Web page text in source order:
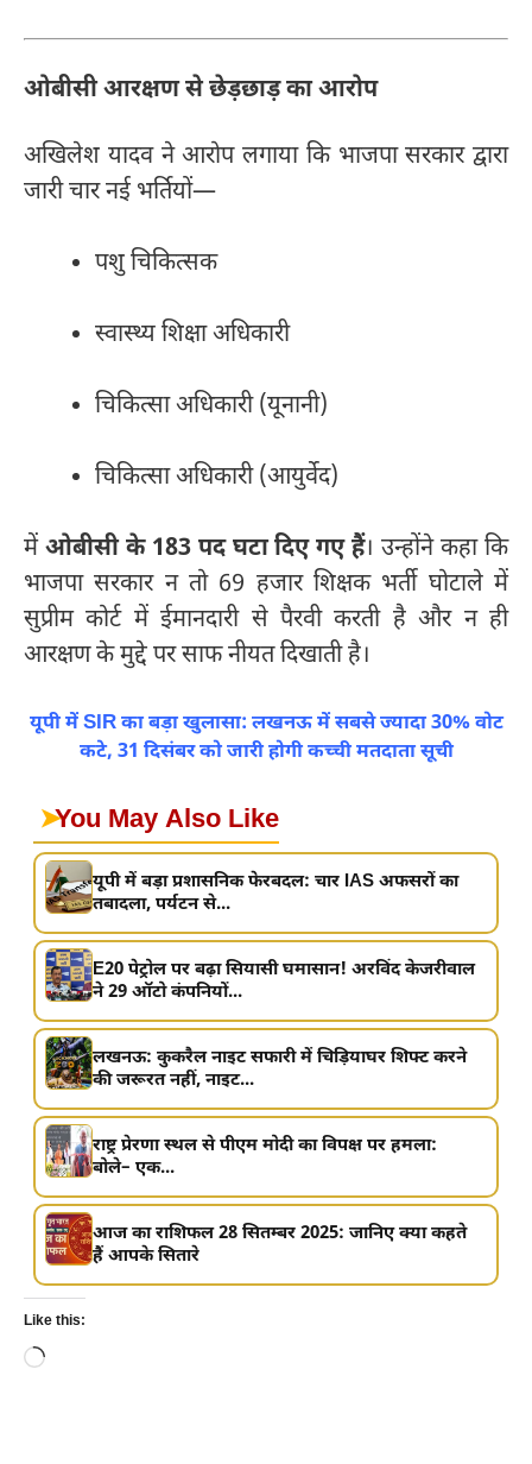
ओबीसी आरक्षण से छेड़छाड़ का आरोप
अखिलेश यादव ने आरोप लगाया कि भाजपा सरकार द्वारा
जारी चार नई भर्तियों—
पशु चिकित्सक
स्वास्थ्य शिक्षा अधिकारी
चिकित्सा अधिकारी (यूनानी)
चिकित्सा अधिकारी (आयुर्वेद)
मेंओबीसी के 183 पद घटा दिए गए हैं। उन्होंने कहा कि
भाजपा सरकार न तो 69 हजार शिक्षक भर्ती घोटाले में
सुप्रीम कोर्ट में ईमानदारी से पैरवी करती है और न ही
आरक्षण के मुद्दे पर साफ नीयत दिखाती है।
यूपी में SIR का बड़ा खुलासा: लखनऊ में सबसे ज्यादा 30% वोट
कटे, 31 दिसंबर को जारी होगी कच्ची मतदाता सूची
➤You May Also Like
यूपी में बड़ा प्रशासनिक फेरबदल: चार IAS अफसरों का
तबादला, पर्यटन से...
E20 पेट्रोल पर बढ़ा सियासी घमासान! अरविंद केजरीवाल
ने 29 ऑटो कंपनियों...
लखनऊ: कुकरैल नाइट सफारी में चिड़ियाघर शिफ्ट करने
की जरूरत नहीं, नाइट...
राष्ट्र प्रेरणा स्थल से पीएम मोदी का विपक्ष पर हमला:
बोले– एक...
आज का राशिफल 28 सितम्बर 2025: जानिए क्या कहते
हैं आपके सितारे
Like this:
Loading…